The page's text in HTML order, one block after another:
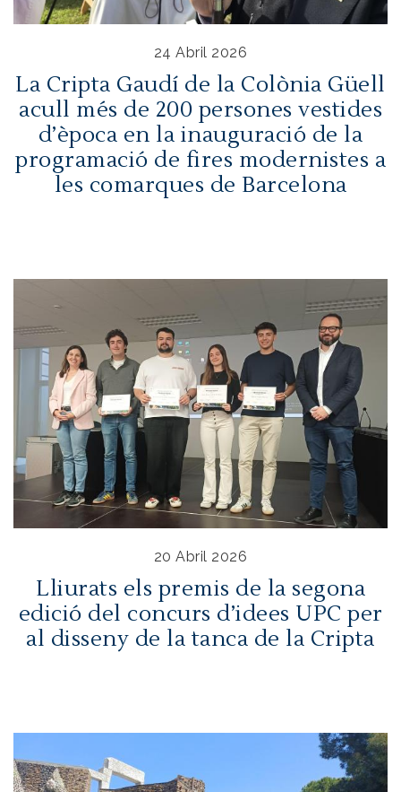
24 Abril 2026
La Cripta Gaudí de la Colònia Güell
acull més de 200 persones vestides
d’època en la inauguració de la
programació de fires modernistes a
les comarques de Barcelona
20 Abril 2026
Lliurats els premis de la segona
edició del concurs d’idees UPC per
al disseny de la tanca de la Cripta